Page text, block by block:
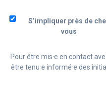
S’impliquer près de
vous
Pour être mis·e en contact
être tenu·e informé·e des